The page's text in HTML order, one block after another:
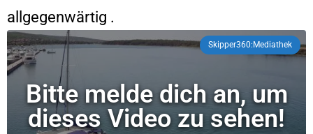
allgegenwärtig .
Skipper360:Mediathek
Bitte melde dich an, um
dieses Video zu sehen!